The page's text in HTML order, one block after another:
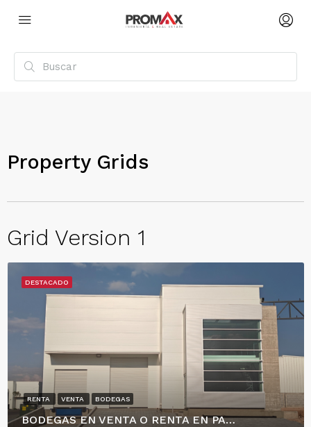
Property Grids
Grid Version 1
RENTA VENTA BODEGAS
BODEGAS EN VENTA O RENTA EN PARQUE INDUSTRIAL EN EL MARQUÉS!
DESTACADO